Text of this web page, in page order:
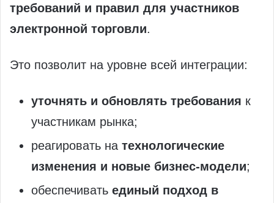
требований и правил для участников
электронной торговли.
Это позволит на уровне всей интеграции:
уточнять и обновлять требования к
участникам рынка;
реагировать на технологические
изменения и новые бизнес‑модели;
обеспечивать единый подход в